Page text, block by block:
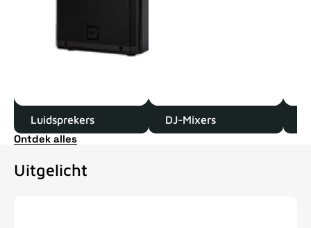
Luidsprekers DJ-Mixers
Ontdek alles
Uitgelicht